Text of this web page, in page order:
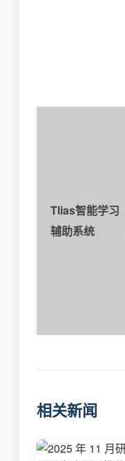
Tlias智能学习
辅助系统
相关新闻